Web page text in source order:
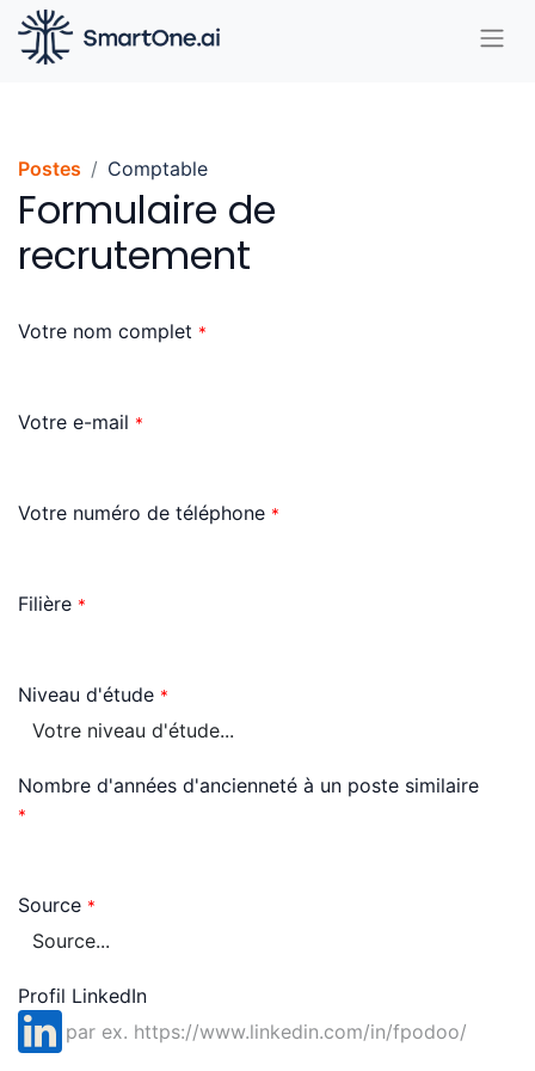
Postes Comptable
Formulaire de
recrutement
Votre nom complet *
Votre e-mail *
Votre numéro de téléphone *
Filière *
Niveau d'étude *
Nombre d'années d'ancienneté à un poste similaire
*
Source *
Profil LinkedIn